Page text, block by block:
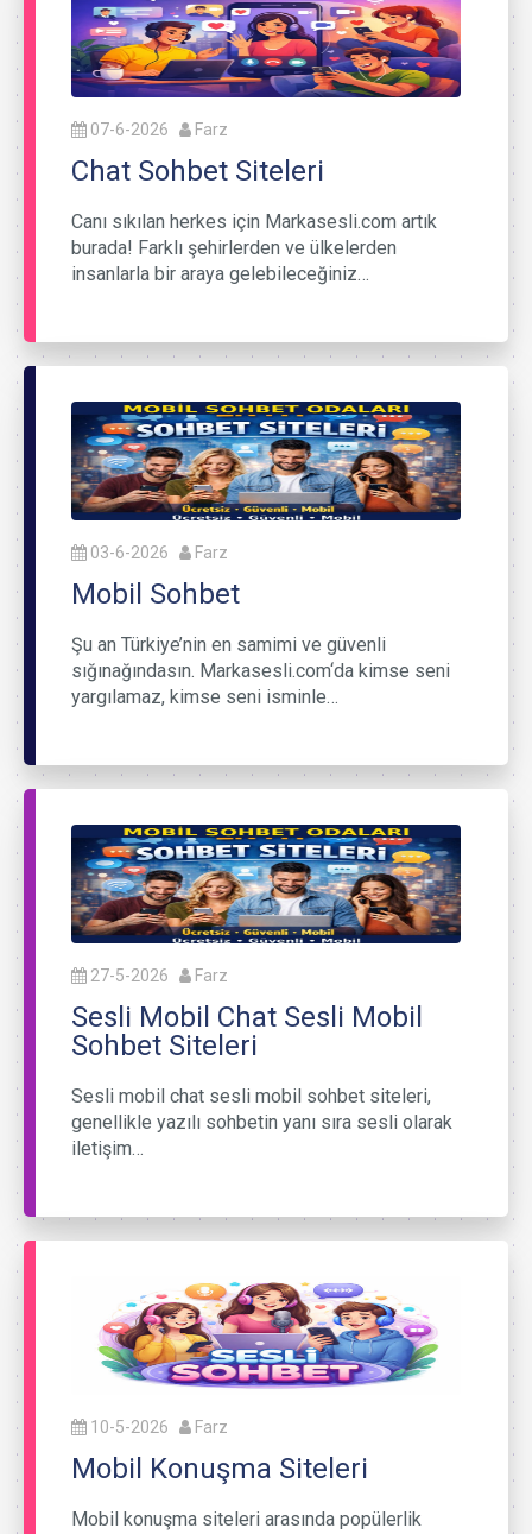
07-6-2026 Farz
Chat Sohbet Siteleri
Canı sıkılan herkes için Markasesli.com artık
burada! Farklı şehirlerden ve ülkelerden
insanlarla bir araya gelebileceğiniz…
03-6-2026 Farz
Mobil Sohbet
Şu an Türkiye’nin en samimi ve güvenli
sığınağındasın. Markasesli.com‘da kimse seni
yargılamaz, kimse seni isminle…
27-5-2026 Farz
Sesli Mobil Chat Sesli Mobil
Sohbet Siteleri
Sesli mobil chat sesli mobil sohbet siteleri,
genellikle yazılı sohbetin yanı sıra sesli olarak
iletişim…
10-5-2026 Farz
Mobil Konuşma Siteleri
Mobil konuşma siteleri arasında popülerlik